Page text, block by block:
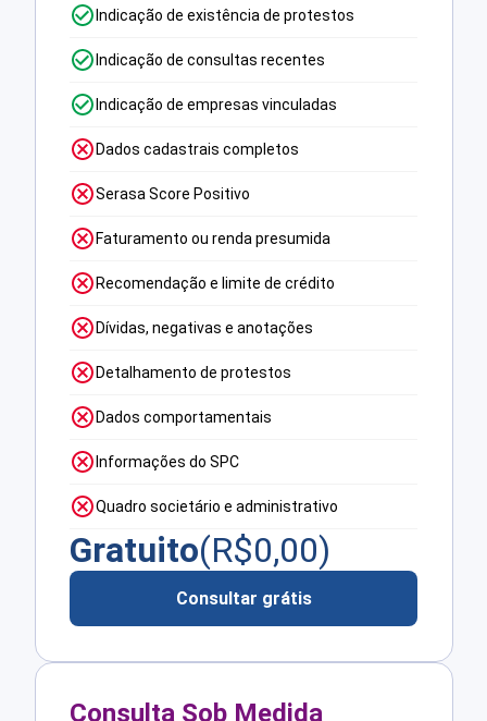
Indicação de existência de protestos
Indicação de consultas recentes
Indicação de empresas vinculadas
Dados cadastrais completos
Serasa Score Positivo
Faturamento ou renda presumida
Recomendação e limite de crédito
Dívidas, negativas e anotações
Detalhamento de protestos
Dados comportamentais
Informações do SPC
Quadro societário e administrativo
Gratuito(R$0,00)
Consultar grátis
Consulta Sob Medida